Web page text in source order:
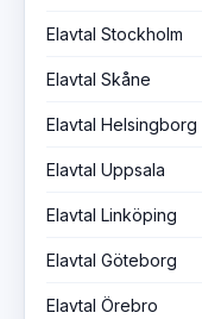
Elavtal Stockholm
Elavtal Skåne
Elavtal Helsingborg
Elavtal Uppsala
Elavtal Linköping
Elavtal Göteborg
Elavtal Örebro